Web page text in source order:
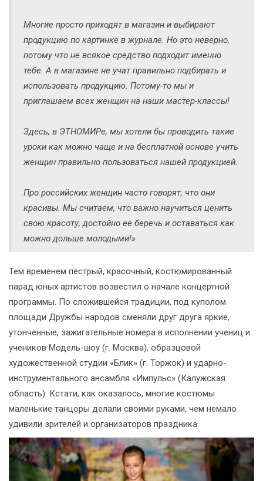
Многие просто приходят в магазин и выбирают
продукцию по картинке в журнале. Но это неверно,
потому что не всякое средство подходит именно
тебе. А в магазине не учат правильно подбирать и
использовать продукцию. Потому-то мы и
приглашаем всех женщин на наши мастер-классы!
Здесь, в ЭТНОМИРе, мы хотели бы проводить такие
уроки как можно чаще и на бесплатной основе учить
женщин правильно пользоваться нашей продукцией.
Про российских женщин часто говорят, что они
красивы. Мы считаем, что важно научиться ценить
свою красоту, достойно её беречь и оставаться как
можно дольше молодыми!»
Тем временем пёстрый, красочный, костюмированный
парад юных артистов возвестил о начале концертной
программы. По сложившейся традиции, под куполом
площади Дружбы народов сменяли друг друга яркие,
утончённые, зажигательные номера в исполнении учениц и
учеников Модель-шоу (г. Москва), образцовой
художественной студии «Блик» (г. Торжок) и ударно-
инструментального ансамбля «Импульс» (Калужская
область). Кстати, как оказалось, многие костюмы
маленькие танцоры делали своими руками, чем немало
удивили зрителей и организаторов праздника.